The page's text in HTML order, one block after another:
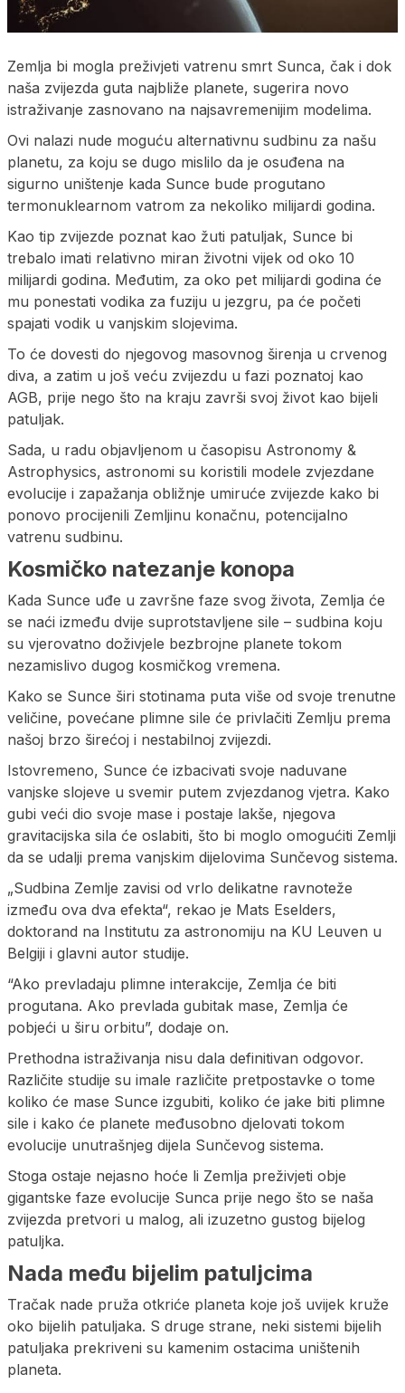
Zemlja bi mogla preživjeti vatrenu smrt Sunca, čak i dok
naša zvijezda guta najbliže planete, sugerira novo
istraživanje zasnovano na najsavremenijim modelima.
Ovi nalazi nude moguću alternativnu sudbinu za našu
planetu, za koju se dugo mislilo da je osuđena na
sigurno uništenje kada Sunce bude progutano
termonuklearnom vatrom za nekoliko milijardi godina.
Kao tip zvijezde poznat kao žuti patuljak, Sunce bi
trebalo imati relativno miran životni vijek od oko 10
milijardi godina. Međutim, za oko pet milijardi godina će
mu ponestati vodika za fuziju u jezgru, pa će početi
spajati vodik u vanjskim slojevima.
To će dovesti do njegovog masovnog širenja u crvenog
diva, a zatim u još veću zvijezdu u fazi poznatoj kao
AGB, prije nego što na kraju završi svoj život kao bijeli
patuljak.
Sada, u radu objavljenom u časopisu Astronomy &
Astrophysics, astronomi su koristili modele zvjezdane
evolucije i zapažanja obližnje umiruće zvijezde kako bi
ponovo procijenili Zemljinu konačnu, potencijalno
vatrenu sudbinu.
Kosmičko natezanje konopa
Kada Sunce uđe u završne faze svog života, Zemlja će
se naći između dvije suprotstavljene sile – sudbina koju
su vjerovatno doživjele bezbrojne planete tokom
nezamislivo dugog kosmičkog vremena.
Kako se Sunce širi stotinama puta više od svoje trenutne
veličine, povećane plimne sile će privlačiti Zemlju prema
našoj brzo širećoj i nestabilnoj zvijezdi.
Istovremeno, Sunce će izbacivati ​​svoje naduvane
vanjske slojeve u svemir putem zvjezdanog vjetra. Kako
gubi veći dio svoje mase i postaje lakše, njegova
gravitacijska sila će oslabiti, što bi moglo omogućiti Zemlji
da se udalji prema vanjskim dijelovima Sunčevog sistema.
„Sudbina Zemlje zavisi od vrlo delikatne ravnoteže
između ova dva efekta“, rekao je Mats Eselders,
doktorand na Institutu za astronomiju na KU Leuven u
Belgiji i glavni autor studije.
“Ako prevladaju plimne interakcije, Zemlja će biti
progutana. Ako prevlada gubitak mase, Zemlja će
pobjeći u širu orbitu”, dodaje on.
Prethodna istraživanja nisu dala definitivan odgovor.
Različite studije su imale različite pretpostavke o tome
koliko će mase Sunce izgubiti, koliko će jake biti plimne
sile i kako će planete međusobno djelovati tokom
evolucije unutrašnjeg dijela Sunčevog sistema.
Stoga ostaje nejasno hoće li Zemlja preživjeti obje
gigantske faze evolucije Sunca prije nego što se naša
zvijezda pretvori u malog, ali izuzetno gustog bijelog
patuljka.
Nada među bijelim patuljcima
Tračak nade pruža otkriće planeta koje još uvijek kruže
oko bijelih patuljaka. S druge strane, neki sistemi bijelih
patuljaka prekriveni su kamenim ostacima uništenih
planeta.